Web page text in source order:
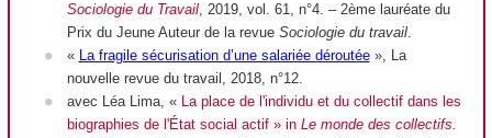
Sociologie du Travail, 2019, vol. 61, n°4. – 2ème lauréate du
Prix du Jeune Auteur de la revue Sociologie du travail.
« La fragile sécurisation d’une salariée déroutée», La
nouvelle revue du travail, 2018, n°12.
avec Léa Lima, «La place de l'individu et du collectif dans les
biographies de l'État social actif » in Le monde des collectifs.